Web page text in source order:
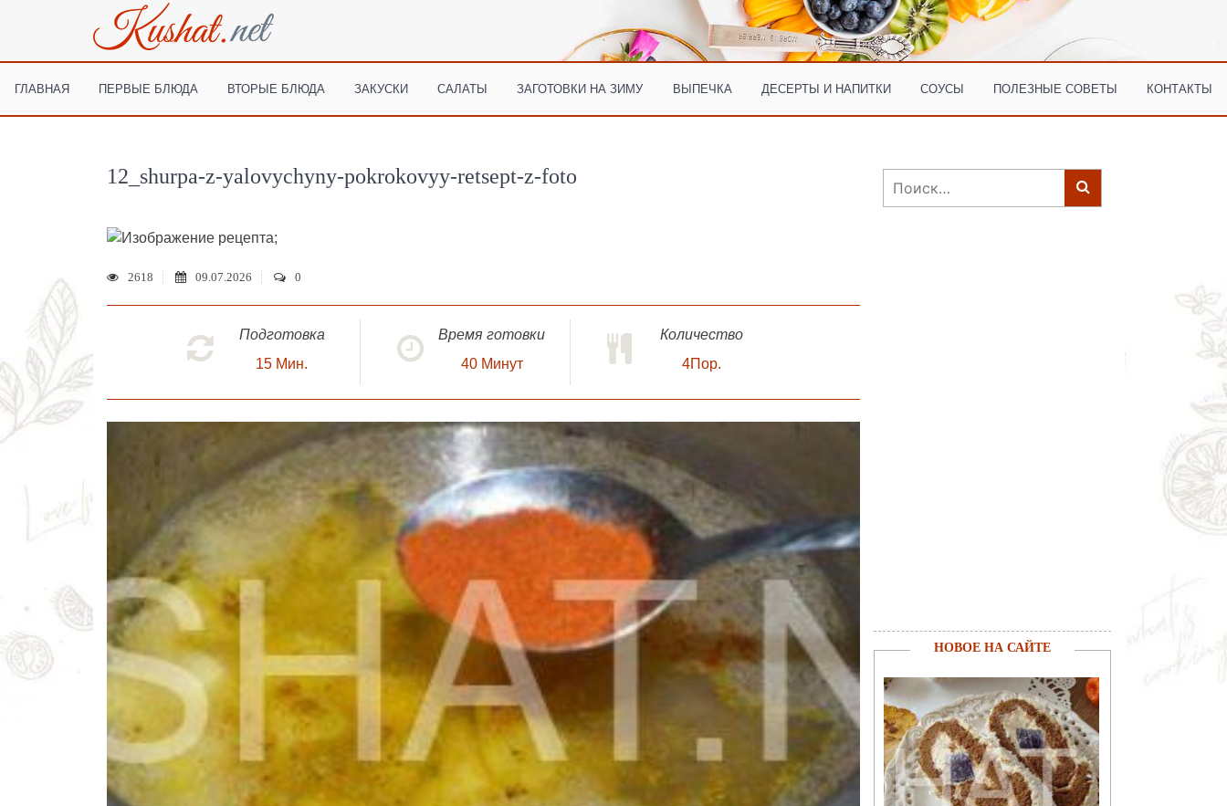
ГЛАВНАЯ ПЕРВЫЕ БЛЮДА ВТОРЫЕ БЛЮДА ЗАКУСКИ САЛАТЫ ЗАГОТОВКИ НА ЗИМУ ВЫПЕЧКА ДЕСЕРТЫ И НАПИТКИ СОУСЫ ПОЛЕЗНЫЕ СОВЕТЫ КОНТАКТЫ
12_shurpa-z-yalovychyny-pokrokovyy-retsept-z-foto
;
2618 09.07.2026 0
Подготовка
15 Мин.
Время готовки
40 Минут
Количество
4Пор.
Найти:
НОВОЕ НА САЙТЕ